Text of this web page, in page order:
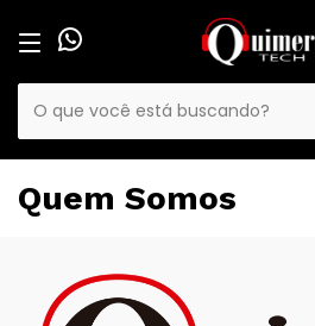
Quem Somos